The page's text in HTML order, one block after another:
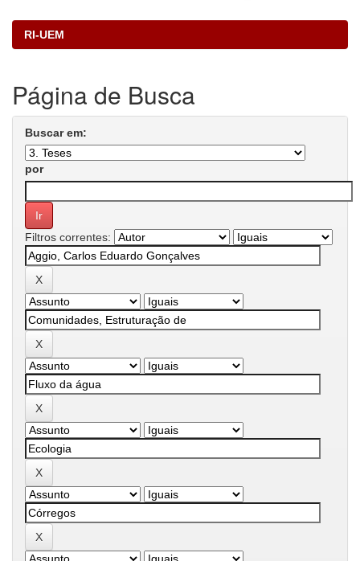
RI-UEM
Página de Busca
Buscar em:
por
Filtros correntes: